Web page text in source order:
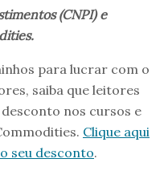
(CNPI) e
para lucrar com o
saiba que leitores
nos cursos e
Clique aqui
seu desconto.